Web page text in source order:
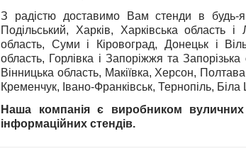
З радістю доставимо Вам стенди в будь-
Подільський, Харків, Харківська область
область, Суми і Кіровоград, Донецьк і
область, Горлівка і Запоріжжя та
Вінницька область, Макіївка, Херсон,
Кременчук, Івано-Франківськ, Тернопіль,
Наша компанія є виробником вуличних
інформаційних стендів.